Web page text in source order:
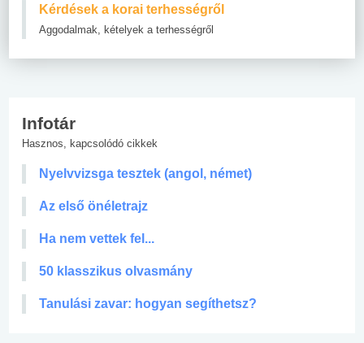
Kérdések a korai terhességről
Aggodalmak, kételyek a terhességről
Infotár
Hasznos, kapcsolódó cikkek
Nyelvvizsga tesztek (angol, német)
Az első önéletrajz
Ha nem vettek fel...
50 klasszikus olvasmány
Tanulási zavar: hogyan segíthetsz?